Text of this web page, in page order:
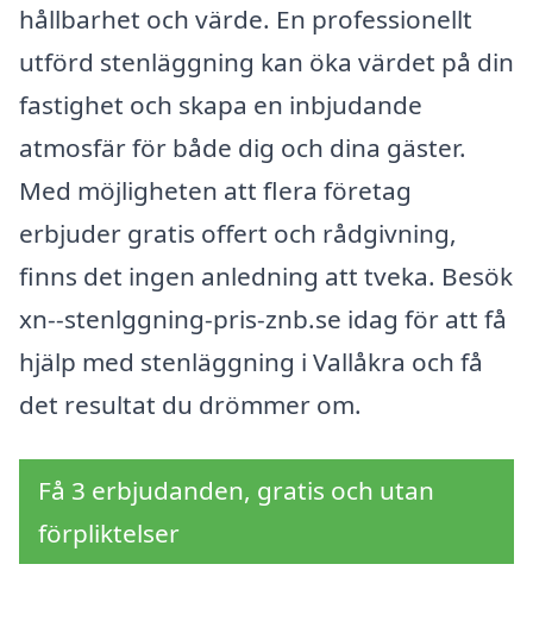
hållbarhet och värde. En professionellt
utförd stenläggning kan öka värdet på din
fastighet och skapa en inbjudande
atmosfär för både dig och dina gäster.
Med möjligheten att flera företag
erbjuder gratis offert och rådgivning,
finns det ingen anledning att tveka. Besök
xn--stenlggning-pris-znb.se idag för att få
hjälp med stenläggning i Vallåkra och få
det resultat du drömmer om.
Få 3 erbjudanden, gratis och utan
förpliktelser